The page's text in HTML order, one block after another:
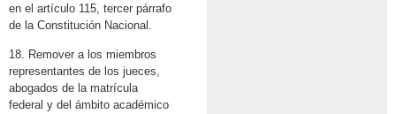
en el artículo 115, tercer párrafo
de la Constitución Nacional.
18. Remover a los miembros
representantes de los jueces,
abogados de la matrícula
federal y del ámbito académico